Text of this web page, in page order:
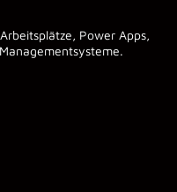
Power Apps,